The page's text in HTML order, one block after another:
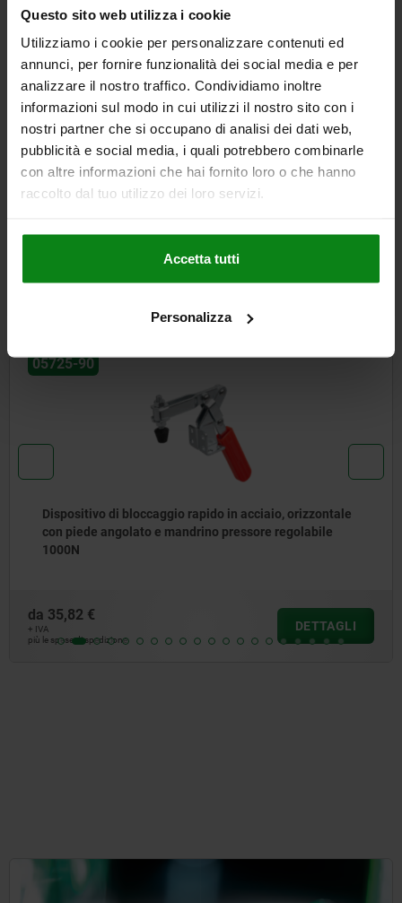
Questo sito web utilizza i cookie
Utilizziamo i cookie per personalizzare contenuti ed
annunci, per fornire funzionalità dei social media e per
analizzare il nostro traffico. Condividiamo inoltre
informazioni sul modo in cui utilizzi il nostro sito con i
nostri partner che si occupano di analisi dei dati web,
pubblicità e social media, i quali potrebbero combinarle
con altre informazioni che hai fornito loro o che hanno
raccolto dal tuo utilizzo dei loro servizi.
Accetta tutti
Personalizza
115,35 €
più le spese di spedizione
DETTAGLI
CAD
Altri clienti hanno acquistato
anche
in acciaio, orizzontale
pressore regolabile
05775-03
Ginocchiera di serraggio
orizzontale e mandrino
14,87 €
più le spese di spedizione